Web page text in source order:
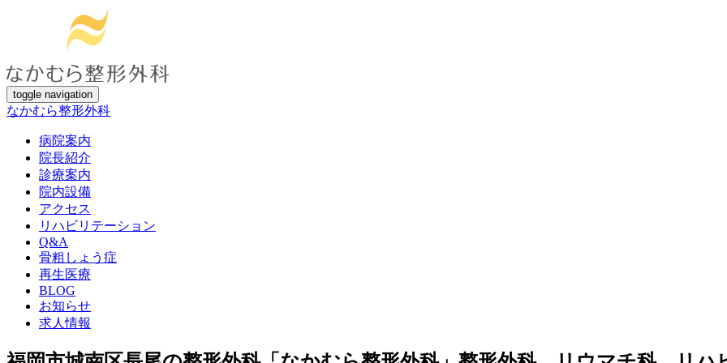
toggle navigation
なかむら整形外科
病院案内
院長紹介
診療案内
院内設備
アクセス
リハビリテーション
Q&A
骨粗しょう症
再生医療
BLOG
お知らせ
求人情報